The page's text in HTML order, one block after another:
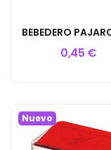
0,45 €
Nuevo